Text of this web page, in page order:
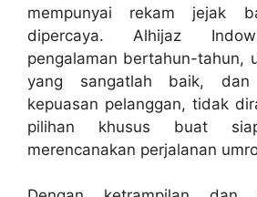
mempunyai rekam jejak
dipercaya. Alhijaz
pengalaman bertahun-tahun,
yang sangatlah baik,
kepuasan pelanggan, tidak
pilihan khusus buat
merencanakan perjalanan